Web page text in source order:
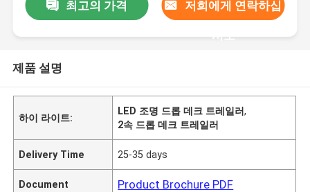
최고의 가격 저희에게 연락하십
시오
제품 설명
하이 라이트:
LED 조명 드롭 데크 트레일러,
2속 드롭 데크 트레일러
Delivery Time 25-35 days
Document Product Brochure PDF